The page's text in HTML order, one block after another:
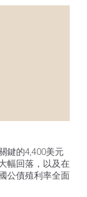
鍵的4,400美元
幅回落，以及在
公債殖利率全面